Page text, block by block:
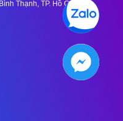
Thạnh, TP. Hồ Chí Minh